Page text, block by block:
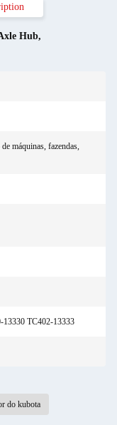
Hub,
máquinas, fazendas,
13330 TC402-13333
do kubota